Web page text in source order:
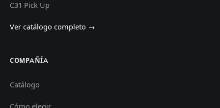
C31 Pick Up
Ver catálogo completo →
COMPAÑÍA
Catálogo